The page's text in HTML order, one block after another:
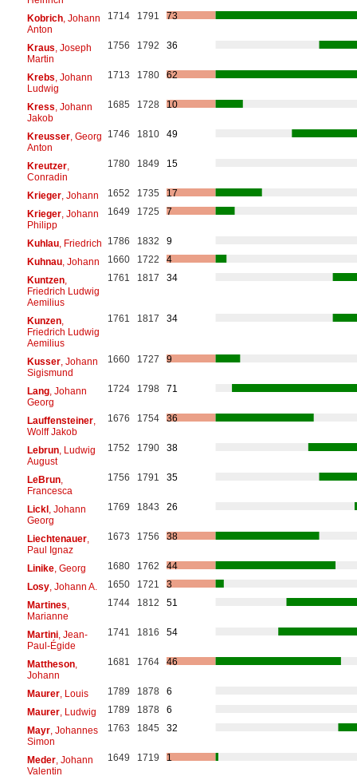
Kobrich, Johann
Anton
1714 1791 73
Kraus , Joseph
Martin
1756 1792 36
Krebs , Johann
Ludwig
1713 1780 62
Kress , Johann
Jakob
1685 1728 10
Kreusser, Georg
Anton
1746 1810 49
Kreutzer,
Conradin
1780 1849 15
Krieger, Johann 1652 1735
17
Krieger, Johann
Philipp
1649 1725 7
Kuhlau, Friedrich 1786 1832
9
Kuhnau, Johann 1660 1722
4
Kuntzen,
Friedrich Ludwig
Aemilius
1761 1817 34
Kunzen,
Friedrich Ludwig
Aemilius
1761 1817 34
Kusser, Johann
Sigismund
1660 1727 9
Lang, Johann
Georg
1724 1798 71
Lauffensteiner,
Wolff Jakob
1676 1754 36
Lebrun, Ludwig
August
1752 1790 38
LeBrun,
Francesca
1756 1791 35
Lickl, Johann
Georg
1769 1843 26
Liechtenauer,
Paul Ignaz
1673 1756 38
Linike, Georg 1680 1762
44
Losy, Johann A. 1650 1721
3
Martines
Marianne
1744 1812 51
Martini, Jean-
Paul-Égide
1741 1816 54
Mattheson,
Johann
1681 1764 46
Maurer, Louis 1789 1878
6
Maurer, Ludwig 1789 1878
6
Mayr, Johannes
Simon
1763 1845 32
Meder, Johann
Valentin
1649 1719 1